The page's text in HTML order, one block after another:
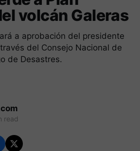
volcán Galeras
a aprobación del presidente
del Consejo Nacional de
de Desastres.
read